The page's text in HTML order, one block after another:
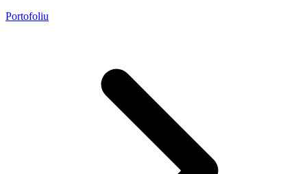
Portofoliu